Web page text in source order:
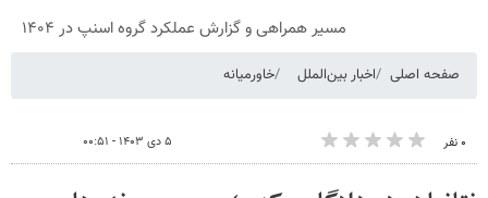
مسیر همراهی و گزارش عملکرد گروه اسنپ در ۱۴۰۴
صفحه اصلی اخبار بین‌الملل خاورمیانه
۰ نفر ۵ دی ۱۴۰۳ - ۰۰:۵۱